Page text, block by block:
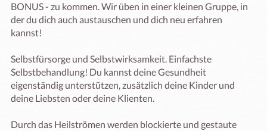
BONUS - zu kommen. Wir üben in einer kleinen Gruppe, in
der du dich auch austauschen und dich neu erfahren
kannst!
Selbstfürsorge und Selbstwirksamkeit. Einfachste
Selbstbehandlung! Du kannst deine Gesundheit
eigenständig unterstützen, zusätzlich deine Kinder und
deine Liebsten oder deine Klienten.
Durch das Heilströmen werden blockierte und gestaute